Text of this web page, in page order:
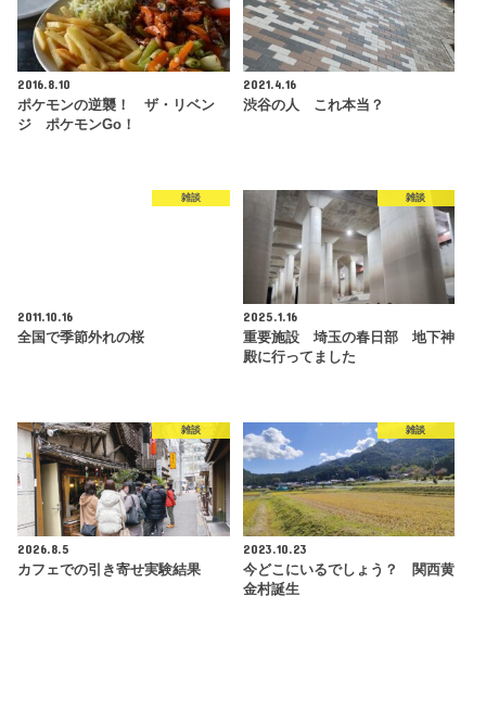
2016.8.10
ポケモンの逆襲！ ザ・リベン
ジ ポケモンGo！
2021.4.16
渋谷の人 これ本当？
雑談
2011.10.16
全国で季節外れの桜
雑談
2025.1.16
重要施設 埼玉の春日部 地下神
殿に行ってました
雑談
2026.8.5
カフェでの引き寄せ実験結果
雑談
2023.10.23
今どこにいるでしょう？ 関西黄
金村誕生